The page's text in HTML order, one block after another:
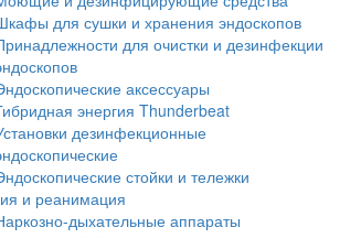
для сушки и хранения эндоскопов
для очистки и дезинфекции
аксессуары
энергия Thunderbeat
дезинфекционные
стойки и тележки
и реанимация
дыхательные аппараты